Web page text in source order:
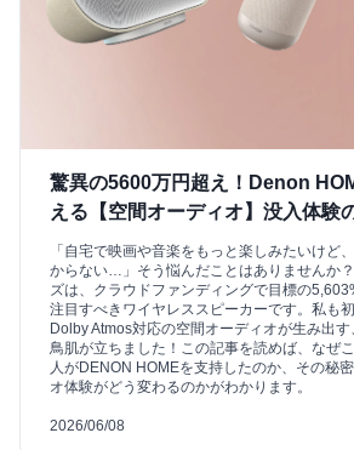
驚異の5600万円超え！Denon
える【空間オーディオ】没入体験
「自宅で映画や音楽をもっと楽しみたいけど
からない…」そう悩んだことはありませんか
ズは、クラウドファンディングで目標の
注目すべきワイヤレススピーカーです。私も
Dolby Atmos対応の空間オーディオが生み出
鳥肌が立ちました！この記事を読めば、なぜ
人がDENON HOMEを支持したのか、その秘
オ体験がどう変わるのかがわかります。
2026/06/08